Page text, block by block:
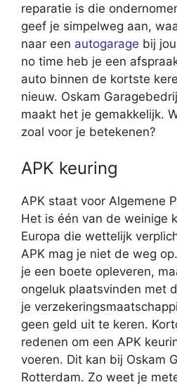
reparatie is die
geef je simpelweg aan,
naar een autogarage bij
no time heb je een
auto binnen de kortste
nieuw. Oskam
maakt het je gemakkelijk.
zoal voor je betekenen?
APK keuring
APK staat voor Algemene
Het is één van de weinige
Europa die wettelijk
APK mag je niet de weg
je een boete opleveren,
ongeluk plaatsvinden met
je
geen geld uit te keren.
redenen om een APK
voeren. Dit kan bij Oskam
Rotterdam. Zo weet je